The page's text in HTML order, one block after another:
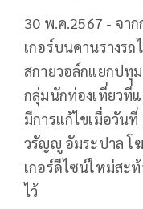
30 พ.ค.2567 - จา
เกอร์บนคานรางร
สกายวอล์กแยกปทุ
กลุ่มนักท่องเที่ยวที่
มีการแก้ไขเมื่อวัน
วรัญญู อัมระปาล โ
เกอร์ดีไซน์ใหม่ส
ไว้